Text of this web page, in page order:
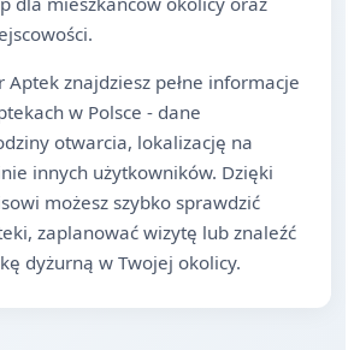
Aptek znajdziesz pełne informacje
w Polsce - dane
otwarcia, lokalizację na
innych użytkowników. Dzięki
możesz szybko sprawdzić
zaplanować wizytę lub znaleźć
dyżurną w Twojej okolicy.